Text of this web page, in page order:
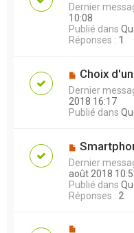
Dernier
10:08
Publié dans
Réponses : 1
Choix
Dernier
2018 16:17
Publié dans
Dernier
août 2018
Publié dans
Réponses : 2